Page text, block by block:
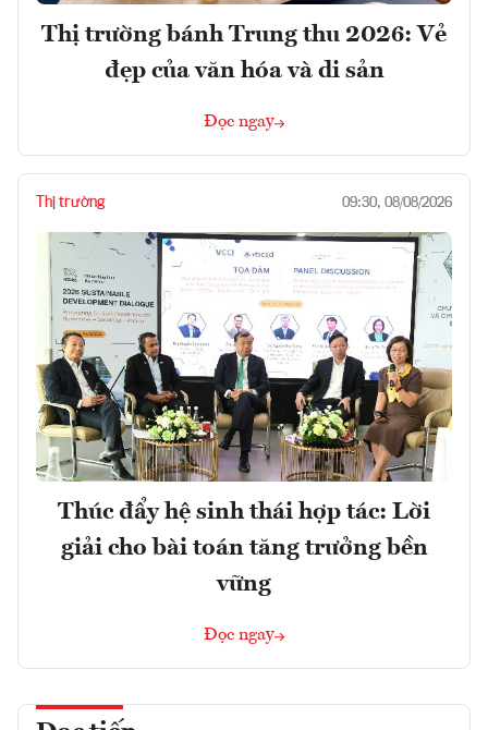
Thị trường bánh Trung thu 2026: Vẻ
đẹp của văn hóa và di sản
Đọc ngay
Thị trường 09:30, 08/08/2026
Thúc đẩy hệ sinh thái hợp tác: Lời
giải cho bài toán tăng trưởng bền
vững
Đọc ngay